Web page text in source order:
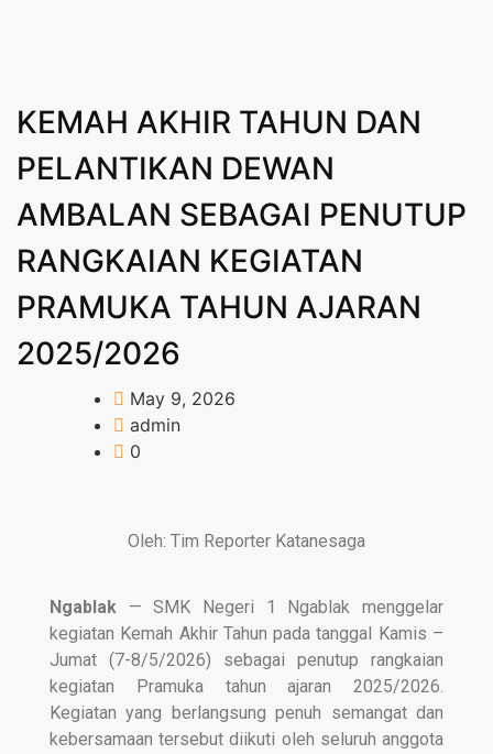
KEMAH AKHIR TAHUN DAN
PELANTIKAN DEWAN
AMBALAN SEBAGAI PENUTUP
RANGKAIAN KEGIATAN
PRAMUKA TAHUN AJARAN
2025/2026
May 9, 2026
admin
0
Oleh: Tim Reporter Katanesaga
Ngablak — SMK Negeri 1 Ngablak menggelar
kegiatan Kemah Akhir Tahun pada tanggal Kamis –
Jumat (7-8/5/2026) sebagai penutup rangkaian
kegiatan Pramuka tahun ajaran 2025/2026.
Kegiatan yang berlangsung penuh semangat dan
kebersamaan tersebut diikuti oleh seluruh anggota